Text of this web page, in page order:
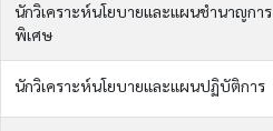
นักวิเคราะห์นโยบายและแผนชำนาญการ
พิเศษ
นักวิเคราะห์นโยบายและแผนปฏิบัติการ